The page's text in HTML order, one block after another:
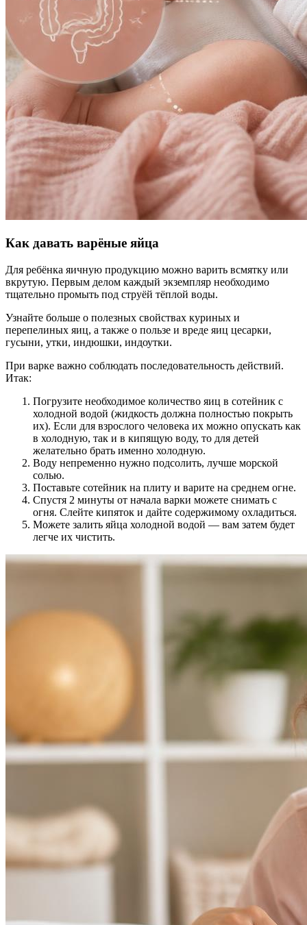
Как давать варёные яйца
Для ребёнка яичную продукцию можно варить всмятку или
вкрутую. Первым делом каждый экземпляр необходимо
тщательно промыть под струёй тёплой воды.
Узнайте больше о полезных свойствах куриных и
перепелиных яиц, а также о пользе и вреде яиц цесарки,
гусыни, утки, индюшки, индоутки.
При варке важно соблюдать последовательность действий.
Итак:
Погрузите необходимое количество яиц в сотейник с
холодной водой (жидкость должна полностью покрыть
их). Если для взрослого человека их можно опускать как
в холодную, так и в кипящую воду, то для детей
желательно брать именно холодную.
Воду непременно нужно подсолить, лучше морской
солью.
Поставьте сотейник на плиту и варите на среднем огне.
Спустя 2 минуты от начала варки можете снимать с
огня. Слейте кипяток и дайте содержимому охладиться.
Можете залить яйца холодной водой — вам затем будет
легче их чистить.